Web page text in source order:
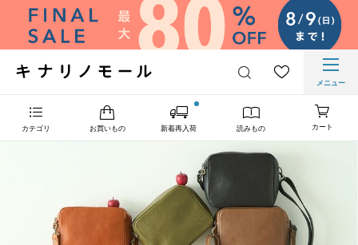
メニュー
カテゴリ お買いもの 新着再入荷 読みもの カート